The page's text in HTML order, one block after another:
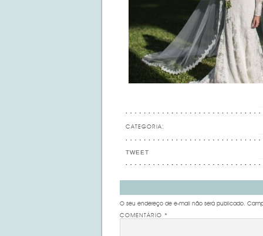
CATEGORIA:
TWEET
O seu endereço de e-mail não será publicado.
COMENTÁRIO *